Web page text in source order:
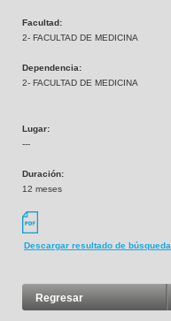
Facultad:
2- FACULTAD DE MEDICINA
Dependencia:
2- FACULTAD DE MEDICINA
Lugar:
---
Duración:
12 meses
Descargar resultado de búsqueda
Regresar